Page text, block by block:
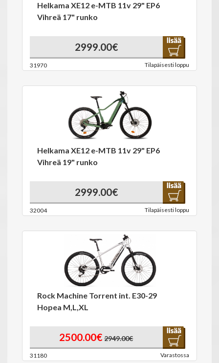
Helkama XE12 e-MTB 11v 29" EP6
Vihreä 17" runko
2999.00€
31970 Tilapäisesti loppu
Helkama XE12 e-MTB 11v 29" EP6
Vihreä 19" runko
2999.00€
32004 Tilapäisesti loppu
Rock Machine Torrent int. E30-29
Hopea M,L,XL
2500.00€ 2949.00€
31180 Varastossa